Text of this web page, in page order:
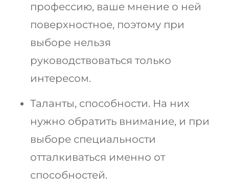
профессию, ваше мнение о ней
поверхностное, поэтому при
выборе нельзя
руководствоваться только
интересом.
Таланты, способности. На них
нужно обратить внимание, и при
выборе специальности
отталкиваться именно от
способностей.